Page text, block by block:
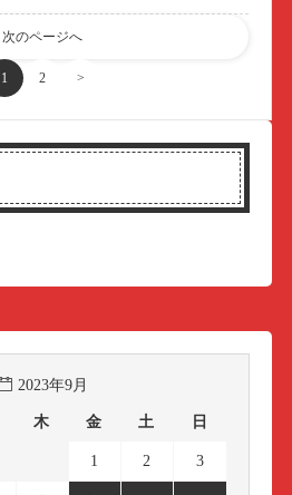
次のページへ
1 2 >
2023年9月
木 金 土 日
1 2 3